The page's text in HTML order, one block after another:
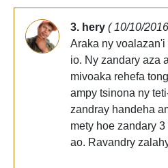
3. hery ( 10/10/
Araka ny
io. Ny zandary aza
mivoaka rehefa
ampy tsinona ny
zandray handeha
mety hoe zandary
ao. Ravandry